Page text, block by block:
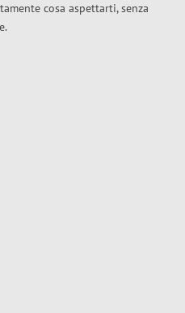
cosa aspettarti, senza